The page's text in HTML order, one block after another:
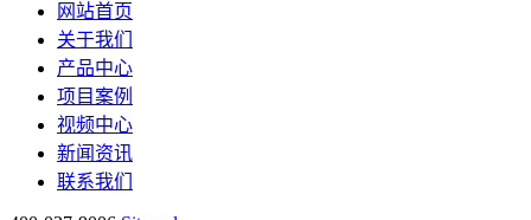
网站首页
关于我们
产品中心
项目案例
视频中心
新闻资讯
联系我们